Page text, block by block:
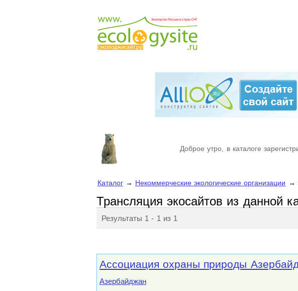
Доброе утро, в каталоге
Каталог→ Некоммерческие экологические организации →
Трансляция экосайтов из данной
Результаты 1 - 1 из 1
Ассоциация охраны природы
Азербайджан